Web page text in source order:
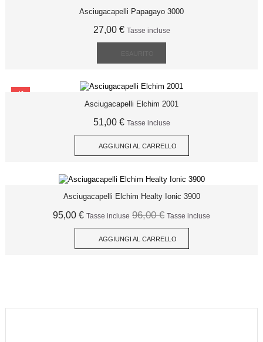
Asciugacapelli Papagayo 3000
27,00 € Tasse incluse
Asciugacapelli Elchim 2001
51,00 € Tasse incluse
AGGIUNGI AL CARRELLO
Asciugacapelli Elchim Healty Ionic 3900
95,00 € Tasse incluse 96,00 € Tasse incluse
AGGIUNGI AL CARRELLO